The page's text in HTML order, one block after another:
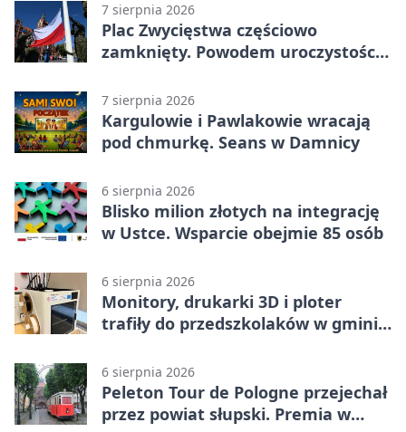
7 sierpnia 2026
Plac Zwycięstwa częściowo
zamknięty. Powodem uroczystości
7 sierpnia 2026
Kargulowie i Pawlakowie wracają
pod chmurkę. Seans w Damnicy
6 sierpnia 2026
Blisko milion złotych na integrację
w Ustce. Wsparcie obejmie 85 osób
6 sierpnia 2026
Monitory, drukarki 3D i ploter
trafiły do przedszkolaków w gminie
6 sierpnia 2026
Peleton Tour de Pologne przejechał
przez powiat słupski. Premia w